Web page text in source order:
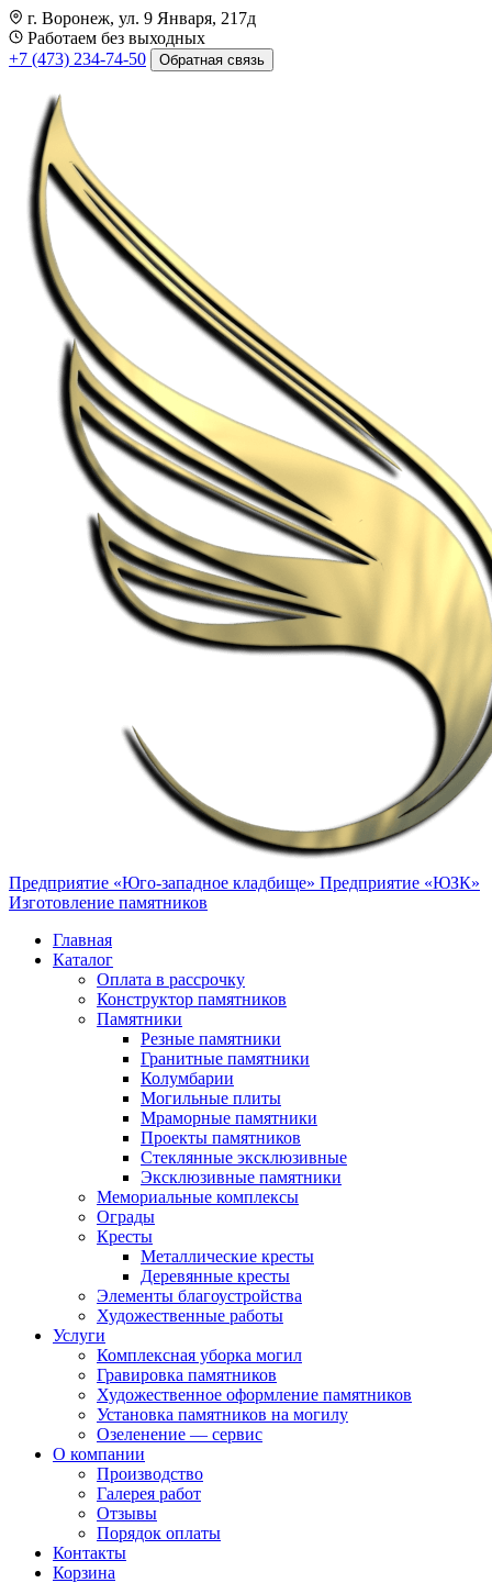
г. Воронеж, ул. 9 Января, 217д
Работаем без выходных
+7 (473) 234-74-50
Обратная связь
Предприятие «Юго-западное кладбище» Предприятие «ЮЗК»
Изготовление памятников
Главная
Каталог
Оплата в рассрочку
Конструктор памятников
Памятники
Резные памятники
Гранитные памятники
Колумбарии
Могильные плиты
Мраморные памятники
Проекты памятников
Стеклянные эксклюзивные
Эксклюзивные памятники
Мемориальные комплексы
Ограды
Кресты
Металлические кресты
Деревянные кресты
Элементы благоустройства
Художественные работы
Услуги
Комплексная уборка могил
Гравировка памятников
Художественное оформление памятников
Установка памятников на могилу
Озеленение — сервис
О компании
Производство
Галерея работ
Отзывы
Порядок оплаты
Контакты
Корзина